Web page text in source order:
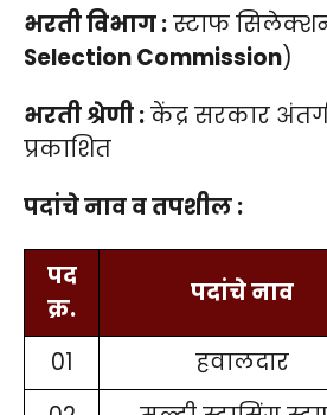
भरती विभाग :स्टाफ
Selection Commission)
भरती श्रेणी :केंद्र सरकार
प्रकाशित
पदांचे नाव व तपशील :
पद
क्र.
पदांचे नाव
01
हवालदार